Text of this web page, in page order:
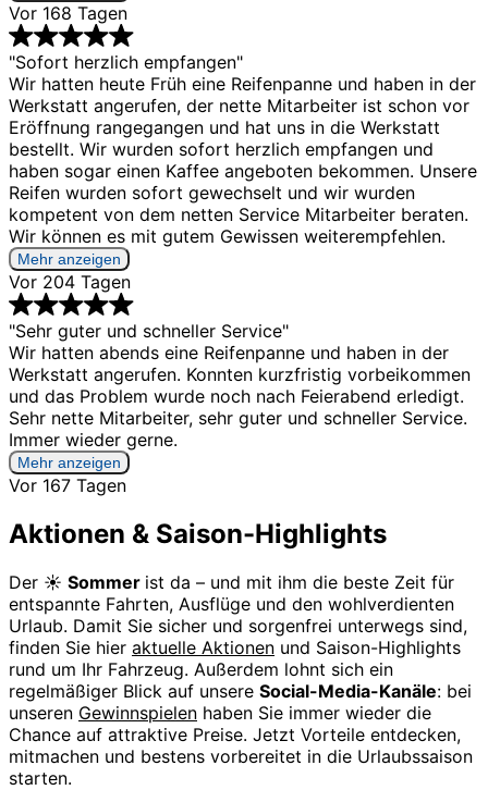
Vor 168 Tagen
"Sofort herzlich empfangen"
Wir hatten heute Früh eine Reifenpanne und haben in der
Werkstatt angerufen, der nette Mitarbeiter ist schon vor
Eröffnung rangegangen und hat uns in die Werkstatt
bestellt. Wir wurden sofort herzlich empfangen und
haben sogar einen Kaffee angeboten bekommen. Unsere
Reifen wurden sofort gewechselt und wir wurden
kompetent von dem netten Service Mitarbeiter beraten.
Wir können es mit gutem Gewissen weiterempfehlen.
Mehr anzeigen
Vor 204 Tagen
"Sehr guter und schneller Service"
Wir hatten abends eine Reifenpanne und haben in der
Werkstatt angerufen. Konnten kurzfristig vorbeikommen
und das Problem wurde noch nach Feierabend erledigt.
Sehr nette Mitarbeiter, sehr guter und schneller Service.
Immer wieder gerne.
Mehr anzeigen
Vor 167 Tagen
Aktionen & Saison-Highlights
Der ☀️ Sommer ist da – und mit ihm die beste Zeit für
entspannte Fahrten, Ausflüge und den wohlverdienten
Urlaub. Damit Sie sicher und sorgenfrei unterwegs sind,
finden Sie hier aktuelle Aktionen und Saison-Highlights
rund um Ihr Fahrzeug. Außerdem lohnt sich ein
regelmäßiger Blick auf unsere Social-Media-Kanäle: bei
unseren Gewinnspielen haben Sie immer wieder die
Chance auf attraktive Preise. Jetzt Vorteile entdecken,
mitmachen und bestens vorbereitet in die Urlaubssaison
starten.